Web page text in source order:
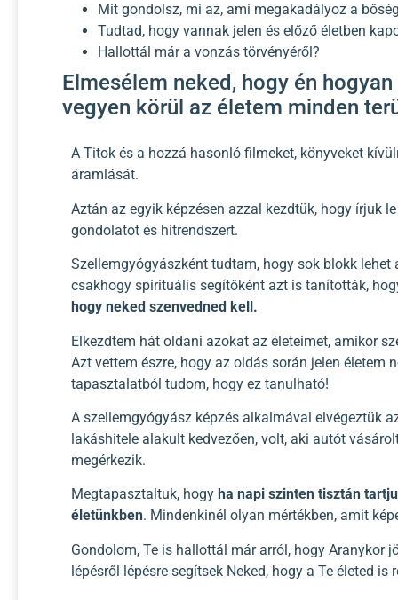
Mit gondolsz, mi az, ami megakadályoz a
Tudtad, hogy vannak jelen és előző életben
Hallottál már a vonzás törvényéről?
Elmesélem neked, hogy én
vegyen körül az életem minden
A Titok és a hozzá hasonló filmeket, könyveket
áramlását.
Aztán az egyik képzésen azzal kezdtük, hogy írjuk
gondolatot és hitrendszert.
Szellemgyógyászként tudtam, hogy sok blokk lehet
csakhogy spirituális segítőként azt is tanították,
hogy neked szenvedned kell.
Elkezdtem hát oldani azokat az életeimet, amikor
Azt vettem észre, hogy az oldás során jelen
tapasztalatból tudom, hogy ez tanulható!
A szellemgyógyász képzés alkalmával elvégeztük
lakáshitele alakult kedvezően, volt, aki autót
megérkezik.
Megtapasztaltuk, hogy ha napi szinten tisztán
életünkben. Mindenkinél olyan mértékben, amit
Gondolom, Te is hallottál már arról, hogy Aranykor
lépésről lépésre segítsek Neked, hogy a Te életed is